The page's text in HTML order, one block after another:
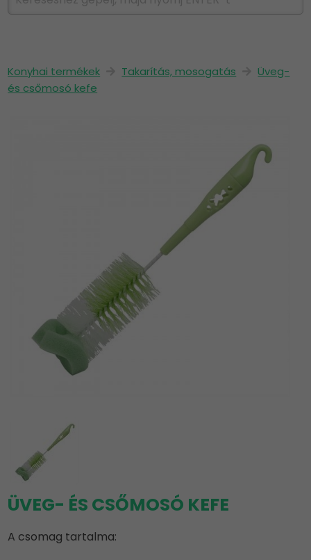
Konyhai termékek Takarítás, mosogatás
Üveg-
és csőmosó kefe
ÜVEG- ÉS CSŐMOSÓ KEFE
A csomag tartalma: